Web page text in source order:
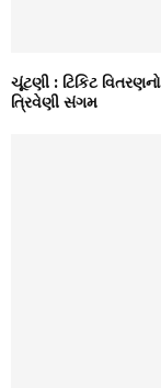
ચૂંટણી : ટિકિટ
ત્રિવેણી સંગમ